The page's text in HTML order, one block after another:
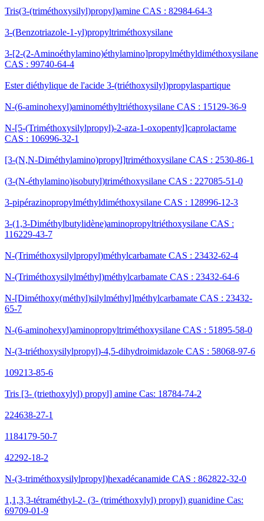
Tris(3-(triméthoxysilyl)propyl)amine CAS : 82984-64-3
3-(Benzotriazole-1-yl)propyltriméthoxysilane
3-[2-(2-Aminoéthylamino)éthylamino]propylméthyldiméthoxysilane
CAS : 99740-64-4
Ester diéthylique de l'acide 3-(triéthoxysilyl)propylaspartique
N-(6-aminohexyl)aminométhyltriéthoxysilane CAS : 15129-36-9
N-[5-(Triméthoxysilylpropyl)-2-aza-1-oxopentyl]caprolactame
CAS : 106996-32-1
[3-(N,N-Diméthylamino)propyl]triméthoxysilane CAS : 2530-86-1
(3-(N-éthylamino)isobutyl)triméthoxysilane CAS : 227085-51-0
3-pipérazinopropylméthyldiméthoxysilane CAS : 128996-12-3
3-(1,3-Diméthylbutylidène)aminopropyltriéthoxysilane CAS :
116229-43-7
N-(Triméthoxysilylpropyl)méthylcarbamate CAS : 23432-62-4
N-(Triméthoxysilylméthyl)méthylcarbamate CAS : 23432-64-6
N-[Diméthoxy(méthyl)silylméthyl]méthylcarbamate CAS : 23432-
65-7
N-(6-aminohexyl)aminopropyltriméthoxysilane CAS : 51895-58-0
N-(3-triéthoxysilylpropyl)-4,5-dihydroimidazole CAS : 58068-97-6
109213-85-6
Tris [3- (triethoxylyl) propyl] amine Cas: 18784-74-2
224638-27-1
1184179-50-7
42292-18-2
N-(3-triméthoxysilylpropyl)hexadécanamide CAS : 862822-32-0
1,1,3,3-tétraméthyl-2- (3- (triméthoxylyl) propyl) guanidine Cas:
69709-01-9